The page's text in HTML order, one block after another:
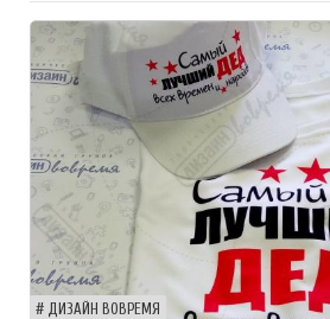
ДИЗАЙН ВОВРЕМЯ